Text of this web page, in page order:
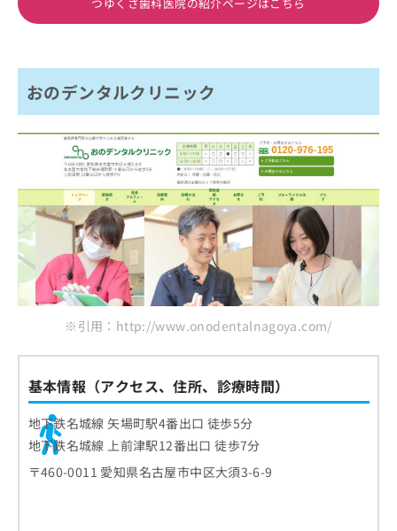
おのデンタルクリニック
※引用：http://www.onodentalnagoya.com/
基本情報（アクセス、住所、診療時間）
地下鉄名城線 矢場町駅4番出口 徒歩5分
地下鉄名城線 上前津駅12番出口 徒歩7分
〒460-0011 愛知県名古屋市中区大須3-6-9